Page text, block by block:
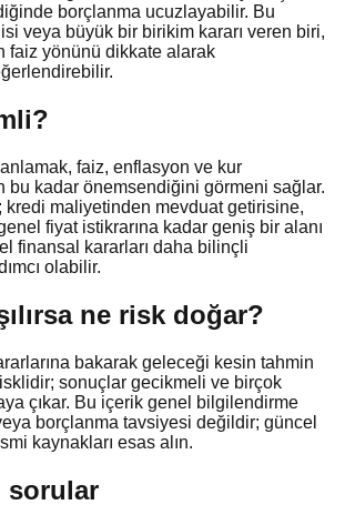
borçlanma ucuzlayabilir. Bu
veya büyük bir birikim kararı veren biri,
faiz yönünü dikkate alarak
anlamak, faiz, enflasyon ve kur
bu kadar önemsendiğini görmeni sağlar.
kredi maliyetinden mevduat getirisine,
fiyat istikrarına kadar geniş bir alanı
finansal kararları daha bilinçli
olabilir.
ne risk doğar?
bakarak geleceği kesin tahmin
sonuçlar gecikmeli ve birçok
çıkar. Bu içerik genel bilgilendirme
veya borçlanma tavsiyesi değildir; güncel
kaynakları esas alın.
sorular